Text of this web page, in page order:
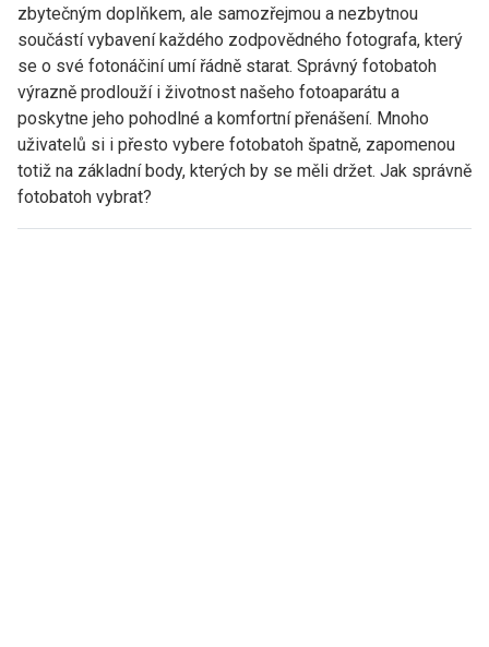
zbytečným doplňkem, ale samozřejmou a nezbytnou
součástí vybavení každého zodpovědného fotografa, který
se o své fotonáčiní umí řádně starat. Správný fotobatoh
výrazně prodlouží i životnost našeho fotoaparátu a
poskytne jeho pohodlné a komfortní přenášení. Mnoho
uživatelů si i přesto vybere fotobatoh špatně, zapomenou
totiž na základní body, kterých by se měli držet. Jak správně
fotobatoh vybrat?